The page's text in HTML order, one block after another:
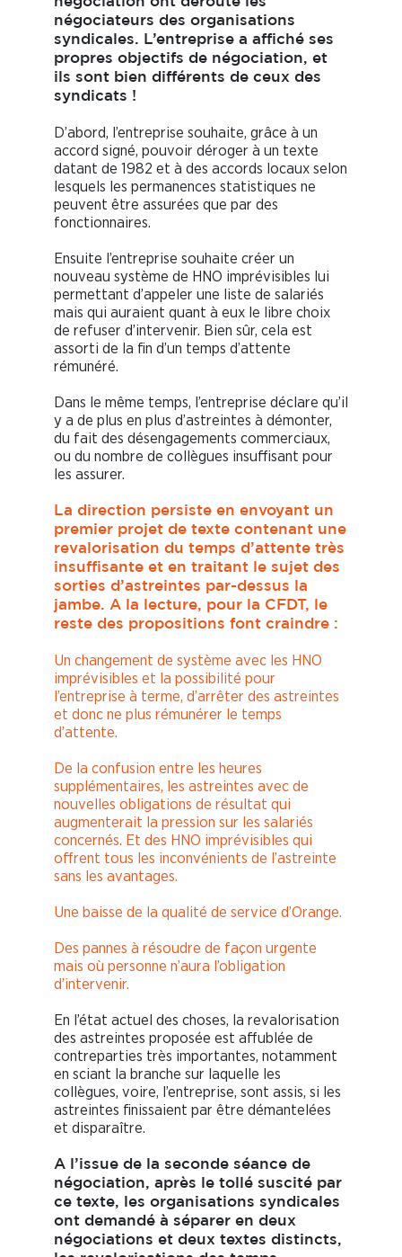
négociateurs des organisations
syndicales. L’entreprise a affiché ses
propres objectifs de négociation, et
ils sont bien différents de ceux des
syndicats !
D’abord, l’entreprise souhaite, grâce à un
accord signé, pouvoir déroger à un texte
datant de 1982 et à des accords locaux selon
lesquels les permanences statistiques ne
peuvent être assurées que par des
fonctionnaires.
Ensuite l’entreprise souhaite créer un
nouveau système de HNO imprévisibles lui
permettant d’appeler une liste de salariés
mais qui auraient quant à eux le libre choix
de refuser d’intervenir. Bien sûr, cela est
assorti de la fin d’un temps d’attente
rémunéré.
Dans le même temps, l’entreprise déclare qu’il
y a de plus en plus d’astreintes à démonter,
du fait des désengagements commerciaux,
ou du nombre de collègues insuffisant pour
les assurer.
La direction persiste en envoyant un
premier projet de texte contenant une
revalorisation du temps d’attente très
insuffisante et en traitant le sujet des
sorties d’astreintes par-dessus la
jambe. A la lecture, pour la CFDT, le
reste des propositions font craindre :
Un changement de système avec les HNO
imprévisibles et la possibilité pour
l’entreprise à terme, d’arrêter des astreintes
et donc ne plus rémunérer le temps
d’attente.
De la confusion entre les heures
supplémentaires, les astreintes avec de
nouvelles obligations de résultat qui
augmenterait la pression sur les salariés
concernés. Et des HNO imprévisibles qui
offrent tous les inconvénients de l’astreinte
sans les avantages.
Une baisse de la qualité de service d’Orange.
Des pannes à résoudre de façon urgente
mais où personne n’aura l’obligation
d’intervenir.
En l’état actuel des choses, la revalorisation
des astreintes proposée est affublée de
contreparties très importantes, notamment
en sciant la branche sur laquelle les
collègues, voire, l’entreprise, sont assis, si les
astreintes finissaient par être démantelées
et disparaître.
A l’issue de la seconde séance de
négociation, après le tollé suscité par
ce texte, les organisations syndicales
ont demandé à séparer en deux
négociations et deux textes distincts,